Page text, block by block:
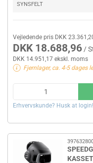
SYNSFELT
Vejledende pris DKK
DKK 18.688,96 /
DKK 14.951,17 ekskl. moms
Fjernlager, ca. 4-5 dages
Erhvervskunde? Husk at login!